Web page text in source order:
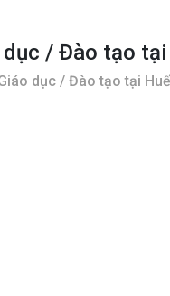
dục / Đào tạo
dục / Đào tạo tại